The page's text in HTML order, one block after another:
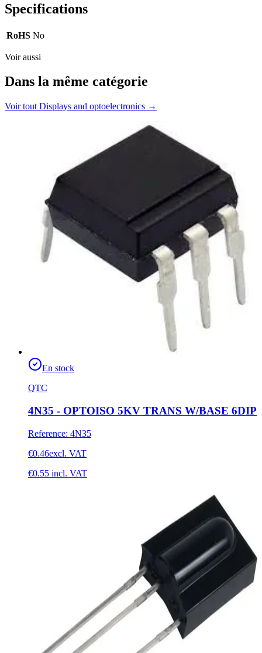
Specifications
RoHS No
Voir aussi
Dans la même catégorie
Voir tout Displays and optoelectronics →
En stock
QTC
4N35 - OPTOISO 5KV TRANS W/BASE 6DIP
Reference: 4N35
€0.46excl. VAT
€0.55 incl. VAT